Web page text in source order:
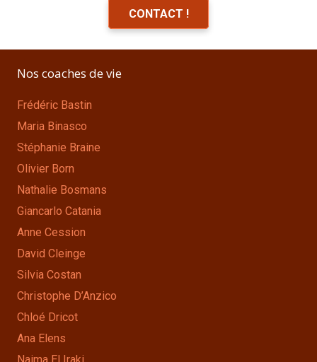
CONTACT !
Nos coaches de vie
Frédéric Bastin
Maria Binasco
Stéphanie Braine
Olivier Born
Nathalie Bosmans
Giancarlo Catania
Anne Cession
David Cleinge
Silvia Costan
Christophe D’Anzico
Chloé Dricot
Ana Elens